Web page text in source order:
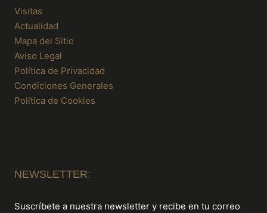
Visitas
Actualidad
Mapa del Sitio
Aviso Legal
Política de Privacidad
Condiciones Generales
Política de Cookies
NEWSLETTER:
Suscríbete a nuestra newsletter y recibe en tu correo